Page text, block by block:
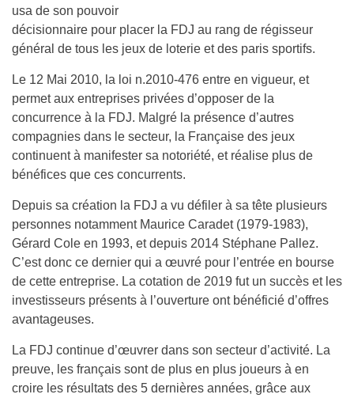
usa de son pouvoir
décisionnaire pour placer la FDJ au rang de régisseur
général de tous les jeux de loterie et des paris sportifs.
Le 12 Mai 2010, la loi n.2010-476 entre en vigueur, et
permet aux entreprises privées d’opposer de la
concurrence à la FDJ. Malgré la présence d’autres
compagnies dans le secteur, la Française des jeux
continuent à manifester sa notoriété, et réalise plus de
bénéfices que ces concurrents.
Depuis sa création la FDJ a vu défiler à sa tête plusieurs
personnes notamment Maurice Caradet (1979-1983),
Gérard Cole en 1993, et depuis 2014 Stéphane Pallez.
C’est donc ce dernier qui a œuvré pour l’entrée en bourse
de cette entreprise. La cotation de 2019 fut un succès et les
investisseurs présents à l’ouverture ont bénéficié d’offres
avantageuses.
La FDJ continue d’œuvrer dans son secteur d’activité. La
preuve, les français sont de plus en plus joueurs à en
croire les résultats des 5 dernières années, grâce aux